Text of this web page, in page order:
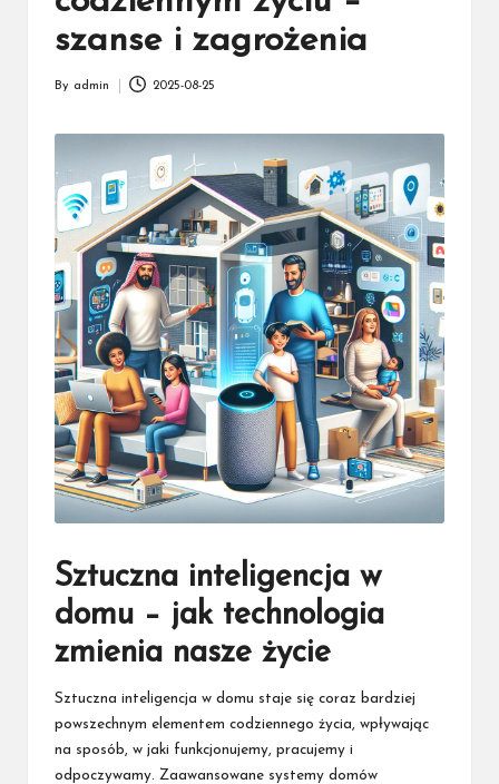
szanse i zagrożenia
Posted
By admin 2025-08-25
Sztuczna inteligencja w
domu – jak technologia
zmienia nasze życie
Sztuczna inteligencja w domu staje się coraz bardziej
powszechnym elementem codziennego życia, wpływając
na sposób, w jaki funkcjonujemy, pracujemy i
odpoczywamy. Zaawansowane systemy domów